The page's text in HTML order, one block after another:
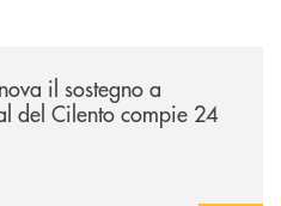
il sostegno a
del Cilento compie 24